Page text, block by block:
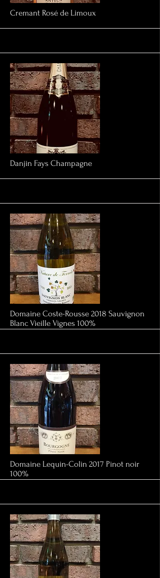
More
Cremant Rosé de Limoux
More
Danjin Fays Champagne
More
Domaine Coste-Rousse 2018 Sauvignon
Blanc Vieille Vignes 100%
More
Domaine Lequin-Colin 2017 Pinot noir
100%